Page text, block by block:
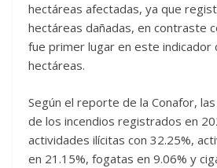
hectáreas afectadas, ya que
hectáreas dañadas, en contraste
fue primer lugar en este indicador
hectáreas.
Según el reporte de la Conafor,
de los incendios registrados en
actividades ilícitas con 32.25%,
en 21.15%, fogatas en 9.06% y